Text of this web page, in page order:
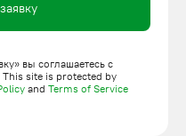
вы соглашаетесь с
This site is protected by
and Terms of Service